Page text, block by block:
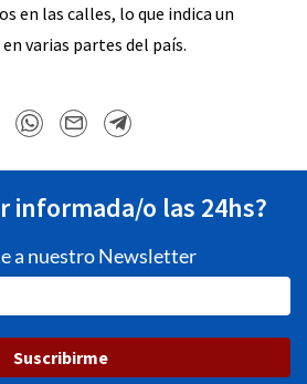
en las calles, lo que indica un
varias partes del país.
informada/o las 24hs?
a nuestro Newsletter
Suscribirme